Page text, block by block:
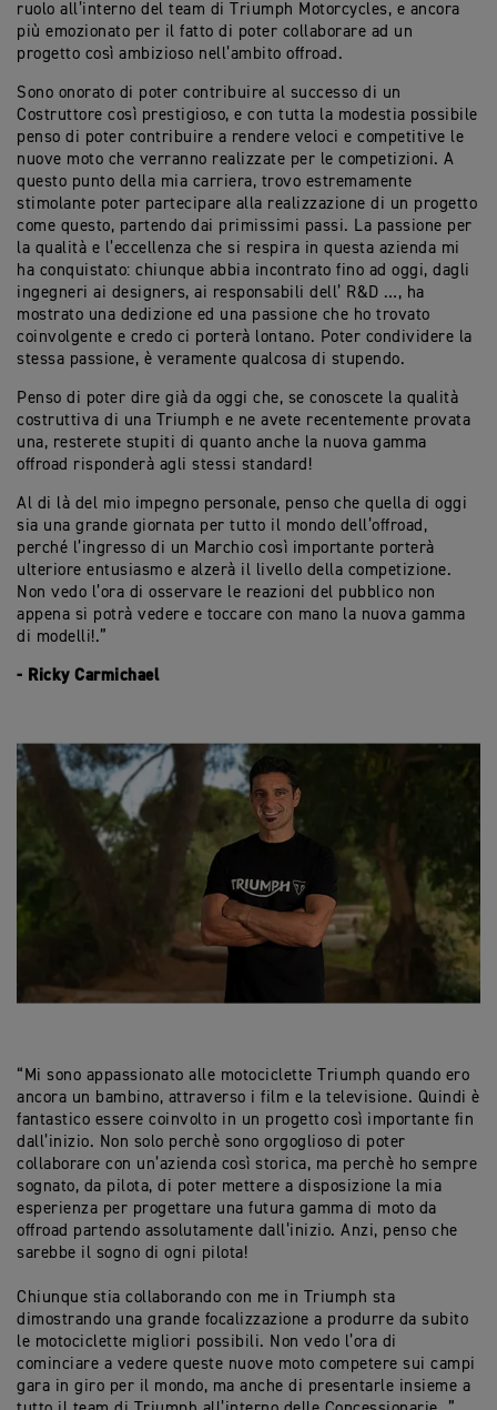
ruolo all’interno del team di Triumph Motorcycles, e ancora
più emozionato per il fatto di poter collaborare ad un
progetto così ambizioso nell’ambito offroad.
Sono onorato di poter contribuire al successo di un
Costruttore così prestigioso, e con tutta la modestia possibile
penso di poter contribuire a rendere veloci e competitive le
nuove moto che verranno realizzate per le competizioni. A
questo punto della mia carriera, trovo estremamente
stimolante poter partecipare alla realizzazione di un progetto
come questo, partendo dai primissimi passi. La passione per
la qualità e l’eccellenza che si respira in questa azienda mi
ha conquistato: chiunque abbia incontrato fino ad oggi, dagli
ingegneri ai designers, ai responsabili dell’ R&D …, ha
mostrato una dedizione ed una passione che ho trovato
coinvolgente e credo ci porterà lontano. Poter condividere la
stessa passione, è veramente qualcosa di stupendo.
Penso di poter dire già da oggi che, se conoscete la qualità
costruttiva di una Triumph e ne avete recentemente provata
una, resterete stupiti di quanto anche la nuova gamma
offroad risponderà agli stessi standard!
Al di là del mio impegno personale, penso che quella di oggi
sia una grande giornata per tutto il mondo dell’offroad,
perché l’ingresso di un Marchio così importante porterà
ulteriore entusiasmo e alzerà il livello della competizione.
Non vedo l’ora di osservare le reazioni del pubblico non
appena si potrà vedere e toccare con mano la nuova gamma
di modelli!.”
- Ricky Carmichael
“Mi sono appassionato alle motociclette Triumph quando ero
ancora un bambino, attraverso i film e la televisione. Quindi è
fantastico essere coinvolto in un progetto così importante fin
dall’inizio. Non solo perchè sono orgoglioso di poter
collaborare con un’azienda così storica, ma perchè ho sempre
sognato, da pilota, di poter mettere a disposizione la mia
esperienza per progettare una futura gamma di moto da
offroad partendo assolutamente dall’inizio. Anzi, penso che
sarebbe il sogno di ogni pilota!
Chiunque stia collaborando con me in Triumph sta
dimostrando una grande focalizzazione a produrre da subito
le motociclette migliori possibili. Non vedo l’ora di
cominciare a vedere queste nuove moto competere sui campi
gara in giro per il mondo, ma anche di presentarle insieme a